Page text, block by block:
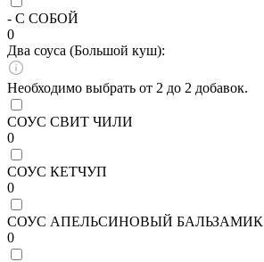
- С СОБОЙ
0
Два соуса (Большой куш):
Необходимо выбрать от 2 до 2 добавок.
СОУС СВИТ ЧИЛИ
0
СОУС КЕТЧУП
0
СОУС АПЕЛЬСИНОВЫЙ БАЛЬЗАМИК
0